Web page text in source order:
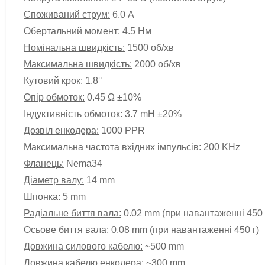
Споживаний струм: 6.0 А
Обертальний момент: 4.5 Нм
Номінальна швидкість: 1500 об/хв
Максимальна швидкість: 2000 об/хв
Кутовий крок: 1.8°
Опір обмоток: 0.45 Ω ±10%
Індуктивність обмоток: 3.7 mH ±20%
Дозвіл енкодера: 1000 PPR
Максимальна частота вхідних імпульсів: 200 KHz
Фланець: Nema34
Діаметр валу: 14 mm
Шпонка: 5 mm
Радіальне биття вала: 0.02 mm (при навантаженні 450
Осьове биття вала: 0.08 mm (при навантаженні 450 г)
Довжина силового кабелю: ~500 mm
Довжина кабелю енкодера: ~300 mm